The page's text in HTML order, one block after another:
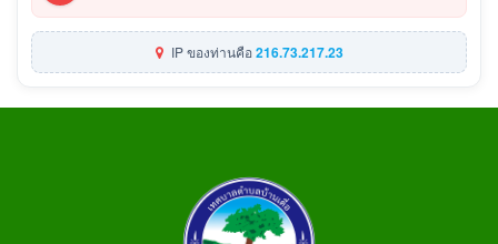
IP ของท่านคือ216.73.217.23